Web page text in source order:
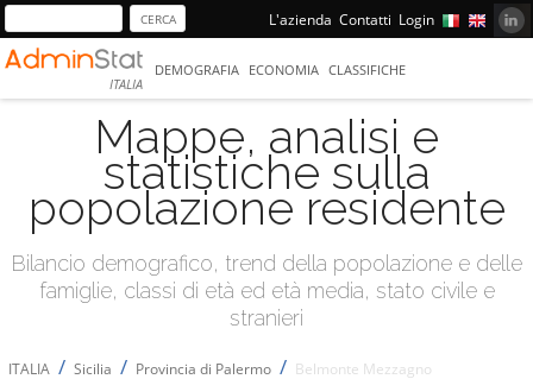
L'azienda Contatti Login
ITALIA
DEMOGRAFIA ECONOMIA CLASSIFICHE
Mappe, analisi e
statistiche sulla
popolazione residente
Bilancio demografico, trend della popolazione e delle
famiglie, classi di età ed età media, stato civile e
stranieri
ITALIA / Sicilia / Provincia di Palermo / Belmonte Mezzagno